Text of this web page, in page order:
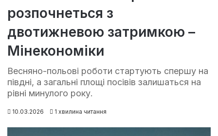
розпочнеться з
двотижневою затримкою –
Мінекономіки
Весняно-польові роботи стартують спершу на
півдні, а загальні площі посівів залишаться на
рівні минулого року.
10.03.2026 1 хвилина читання